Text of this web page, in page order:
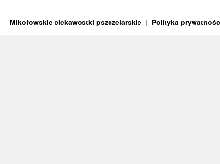
Mikołowskie ciekawostki pszczelarskie Polityka